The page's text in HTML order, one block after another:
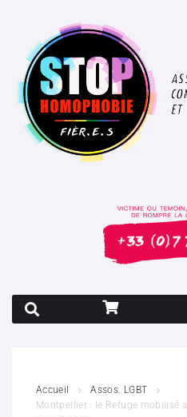
Accueil
Assos. LGBT
Montpellier : le Refuge mobilisé